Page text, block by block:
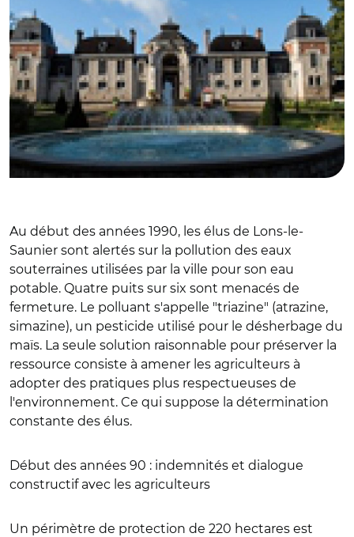
Au début des années 1990, les élus de Lons-le-
Saunier sont alertés sur la pollution des eaux
souterraines utilisées par la ville pour son eau
potable. Quatre puits sur six sont menacés de
fermeture. Le polluant s'appelle "triazine" (atrazine,
simazine), un pesticide utilisé pour le désherbage du
maïs. La seule solution raisonnable pour préserver la
ressource consiste à amener les agriculteurs à
adopter des pratiques plus respectueuses de
l'environnement. Ce qui suppose la détermination
constante des élus.
Début des années 90 : indemnités et dialogue
constructif avec les agriculteurs
Un périmètre de protection de 220 hectares est